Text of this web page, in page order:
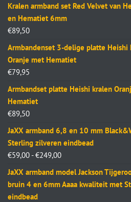
Kralen armband set Red Velvet van
en Hematiet 6mm
€89,50
Armbandenset 3-delige platte Heishi
Oranje met Hematiet
€79,95
Armbandset platte Heishi kralen
Hematiet
€89,50
JaXX armband 6,8 en 10 mm
Sterling zilveren eindbead
€59,00 - €249,00
JaXX armband model Jackson
bruin 4 en 6mm Aaaa kwaliteit met
eindbead